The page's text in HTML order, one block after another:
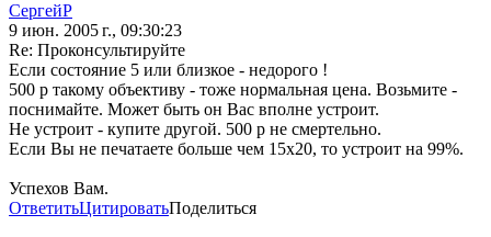
СергейР
9 июн. 2005 г., 09:30:23
Re: Проконсультируйте
Если состояние 5 или близкое - недорого !
500 р такому объективу - тоже нормальная цена. Возьмите -
поснимайте. Может быть он Вас вполне устроит.
Не устроит - купите другой. 500 р не смертельно.
Если Вы не печатаете больше чем 15х20, то устроит на 99%.
Успехов Вам.
ОтветитьЦитироватьПоделиться